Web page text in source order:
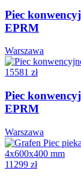
Piec
EPRM
Warszawa
15581 zł
Piec
EPRM
Warszawa
11299 zł